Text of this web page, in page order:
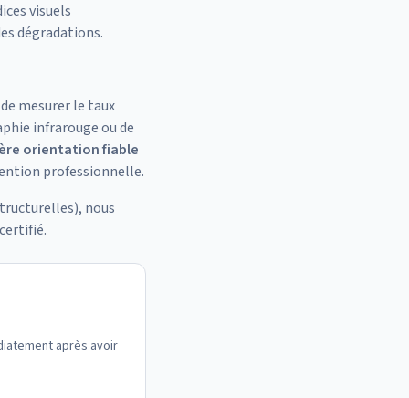
visuels
dégradations.
mesurer le taux
infrarouge ou de
orientation fiable
professionnelle.
nous
après avoir